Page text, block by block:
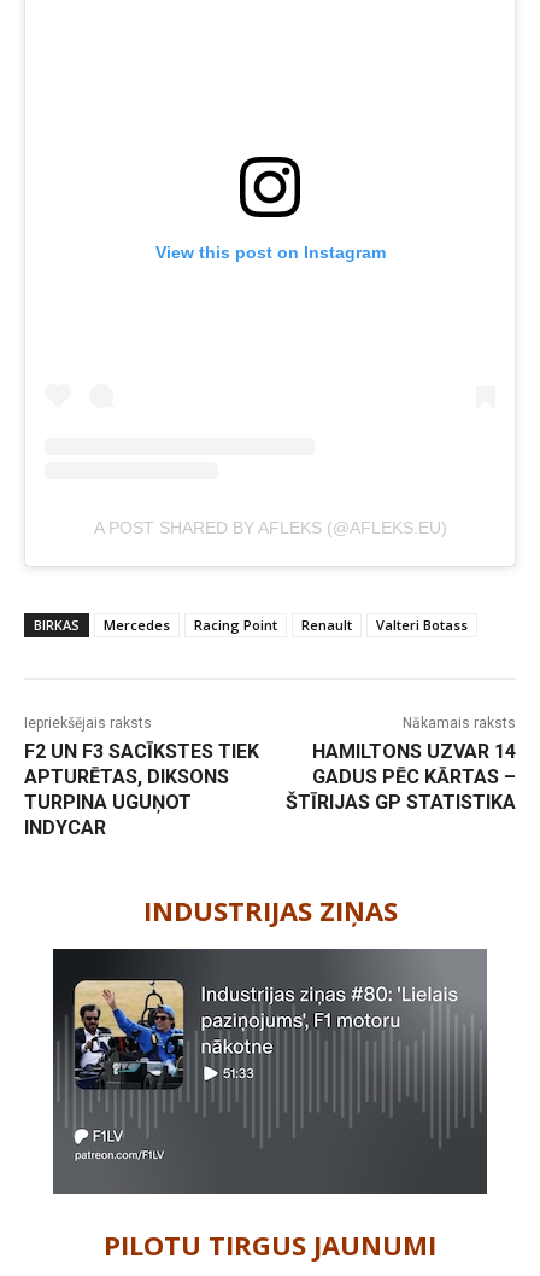
View this post on Instagram
A POST SHARED BY AFLEKS (@AFLEKS.EU)
BIRKAS Mercedes Racing Point Renault Valteri Botass
Iepriekšējais raksts
F2 UN F3 SACĪKSTES TIEK
APTURĒTAS, DIKSONS
TURPINA UGUŅOT
INDYCAR
Nākamais raksts
HAMILTONS UZVAR 14
GADUS PĒC KĀRTAS –
ŠTĪRIJAS GP STATISTIKA
INDUSTRIJAS ZIŅAS
PILOTU TIRGUS JAUNUMI